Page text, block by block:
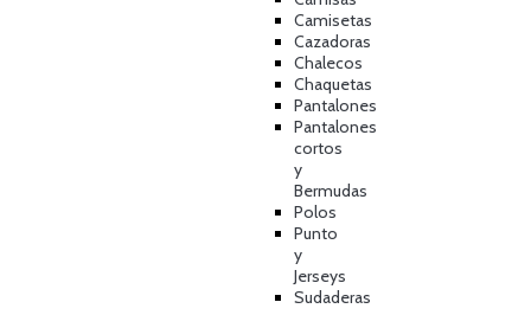
Camisetas
Cazadoras
Chalecos
Chaquetas
Pantalones
Pantalones
cortos
y
Bermudas
Polos
Punto
y
Jerseys
Sudaderas